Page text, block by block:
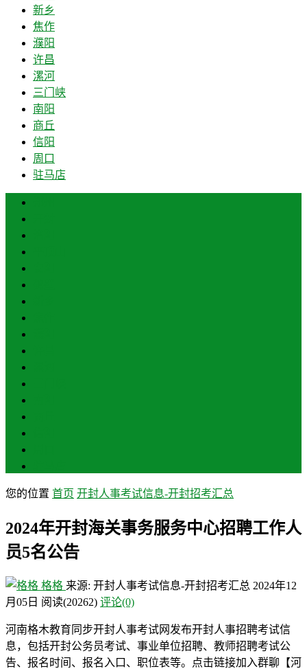
新乡
焦作
濮阳
许昌
漯河
三门峡
南阳
商丘
信阳
周口
驻马店
您的位置 首页 开封人事考试信息-开封招考汇总
2024年开封海关事务服务中心招聘工作人
员5名公告
格格 来源: 开封人事考试信息-开封招考汇总 2024年12
月05日 阅读(20262) 评论(0)
河南格木教育同步开封人事考试网发布开封人事招聘考试信
息，包括开封公务员考试、事业单位招聘、教师招聘考试公
告、报名时间、报名入口、职位表等。点击链接加入群聊【河